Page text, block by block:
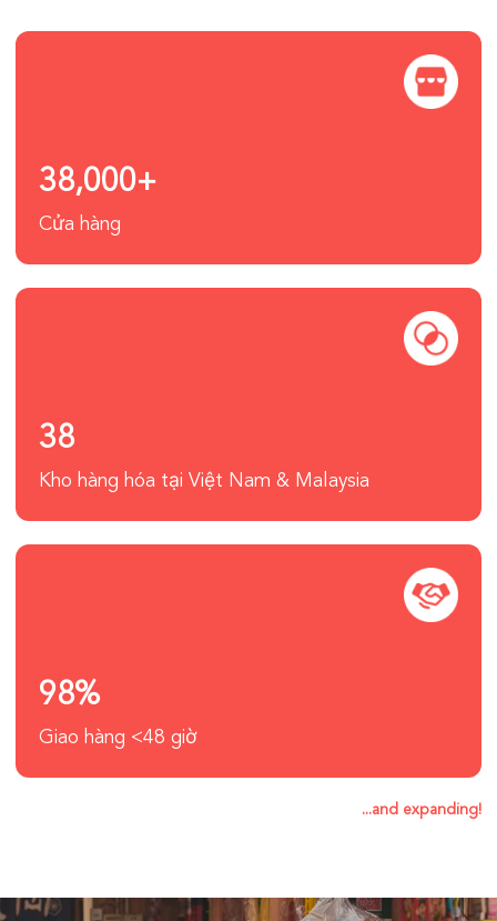
38,000+
Cửa hàng
38
Kho hàng hóa tại Việt Nam & Malaysia
98%
Giao hàng <48 giờ
...and expanding!